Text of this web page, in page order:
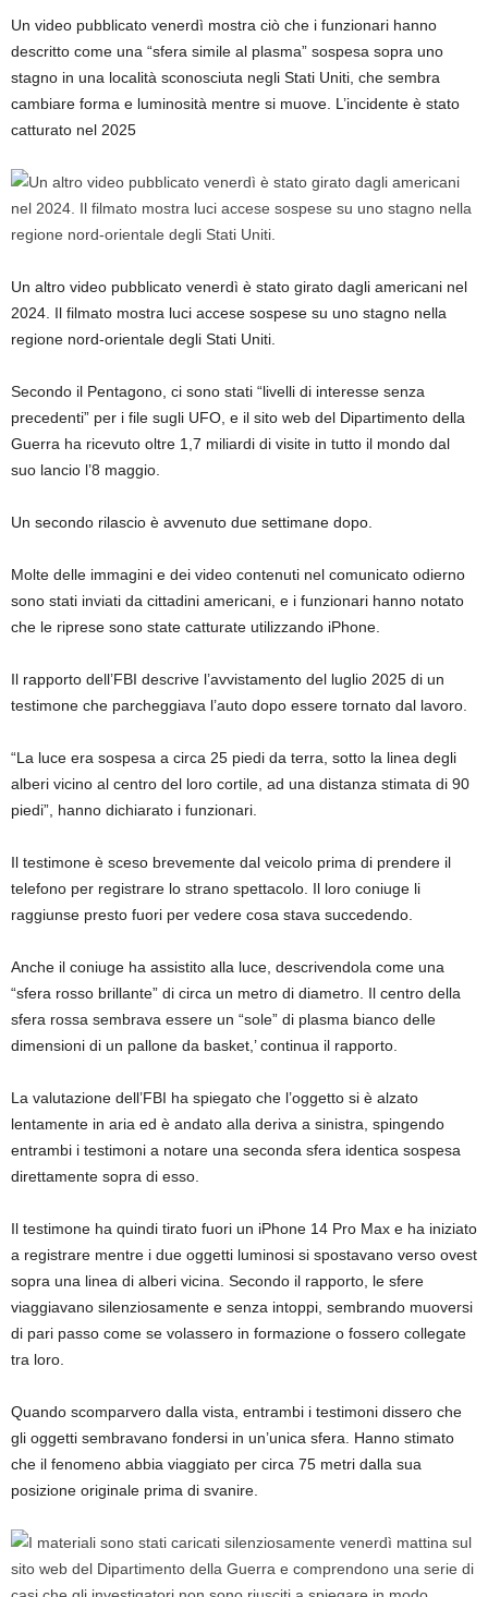
Un video pubblicato venerdì mostra ciò che i funzionari hanno
descritto come una “sfera simile al plasma” sospesa sopra uno
stagno in una località sconosciuta negli Stati Uniti, che sembra
cambiare forma e luminosità mentre si muove. L’incidente è stato
catturato nel 2025
Un altro video pubblicato venerdì è stato girato dagli americani nel
2024. Il filmato mostra luci accese sospese su uno stagno nella
regione nord-orientale degli Stati Uniti.
Secondo il Pentagono, ci sono stati “livelli di interesse senza
precedenti” per i file sugli UFO, e il sito web del Dipartimento della
Guerra ha ricevuto oltre 1,7 miliardi di visite in tutto il mondo dal
suo lancio l’8 maggio.
Un secondo rilascio è avvenuto due settimane dopo.
Molte delle immagini e dei video contenuti nel comunicato odierno
sono stati inviati da cittadini americani, e i funzionari hanno notato
che le riprese sono state catturate utilizzando iPhone.
Il rapporto dell’FBI descrive l’avvistamento del luglio 2025 di un
testimone che parcheggiava l’auto dopo essere tornato dal lavoro.
“La luce era sospesa a circa 25 piedi da terra, sotto la linea degli
alberi vicino al centro del loro cortile, ad una distanza stimata di 90
piedi”, hanno dichiarato i funzionari.
Il testimone è sceso brevemente dal veicolo prima di prendere il
telefono per registrare lo strano spettacolo. Il loro coniuge li
raggiunse presto fuori per vedere cosa stava succedendo.
Anche il coniuge ha assistito alla luce, descrivendola come una
“sfera rosso brillante” di circa un metro di diametro. Il centro della
sfera rossa sembrava essere un “sole” di plasma bianco delle
dimensioni di un pallone da basket,’ continua il rapporto.
La valutazione dell’FBI ha spiegato che l’oggetto si è alzato
lentamente in aria ed è andato alla deriva a sinistra, spingendo
entrambi i testimoni a notare una seconda sfera identica sospesa
direttamente sopra di esso.
Il testimone ha quindi tirato fuori un iPhone 14 Pro Max e ha iniziato
a registrare mentre i due oggetti luminosi si spostavano verso ovest
sopra una linea di alberi vicina. Secondo il rapporto, le sfere
viaggiavano silenziosamente e senza intoppi, sembrando muoversi
di pari passo come se volassero in formazione o fossero collegate
tra loro.
Quando scomparvero dalla vista, entrambi i testimoni dissero che
gli oggetti sembravano fondersi in un’unica sfera. Hanno stimato
che il fenomeno abbia viaggiato per circa 75 metri dalla sua
posizione originale prima di svanire.